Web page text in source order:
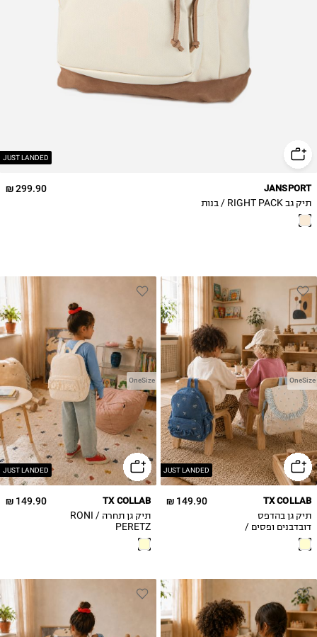
JUST LANDED
299.90 ₪ JANSPORT
תיק גב RIGHT PACK / בנות
JUST LANDED
OneSize
149.90 ₪ TX COLLAB
תיק גן בהדפס
דובדבנים ופסים /
RONI PERETZ
JUST LANDED
OneSize
149.90 ₪ TX COLLAB
תיק גן תחרה / RONI
PERETZ